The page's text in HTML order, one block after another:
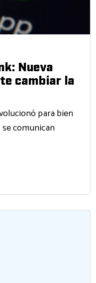
Nueva
cambiar la
para bien
comunican